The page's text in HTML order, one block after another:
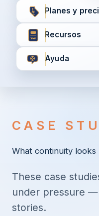
Planes y
Recursos
Ayuda
CASE
What continuity looks
These case
under pressure
stories.
Privacidad